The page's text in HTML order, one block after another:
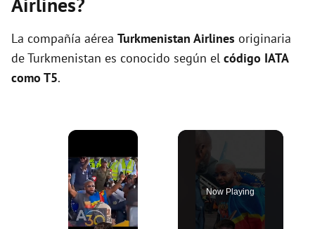
La compañía aérea Turkmenistan Airlines originaria
de Turkmenistan es conocido según el código IATA
como T5.
×
Now Playing